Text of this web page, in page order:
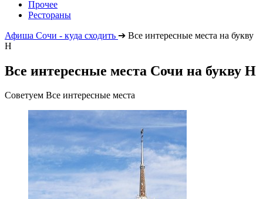
Прочее
Рестораны
Афиша Сочи - куда сходить ➔ Все интересные места на букву
Н
Все интересные места Сочи на букву Н
Советуем Все интересные места